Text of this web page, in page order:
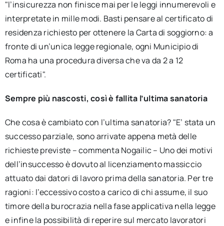
"l’insicurezza non finisce mai per le leggi innumerevoli e
interpretate in mille modi. Basti pensare al certificato di
residenza richiesto per ottenere la Carta di soggiorno: a
fronte di un’unica legge regionale, ogni Municipio di
Roma ha una procedura diversa che va da 2 a 12
certificati".
Sempre più nascosti, così è fallita l’ultima sanatoria
Che cosa è cambiato con l’ultima sanatoria? "E’ stata un
successo parziale, sono arrivate appena metà delle
richieste previste – commenta Nogailic – Uno dei motivi
dell’insuccesso è dovuto al licenziamento massiccio
attuato dai datori di lavoro prima della sanatoria. Per tre
ragioni: l’eccessivo costo a carico di chi assume, il suo
timore della burocrazia nella fase applicativa nella legge
e infine la possibilità di reperire sul mercato lavoratori